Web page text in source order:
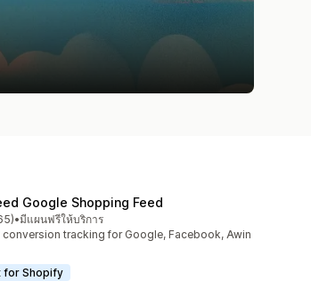
Google Shopping Feed
ดาว
รีวิว
•มีแผนฟรีให้บริการ
conversion tracking for Google, Facebook, Awin
for Shopify